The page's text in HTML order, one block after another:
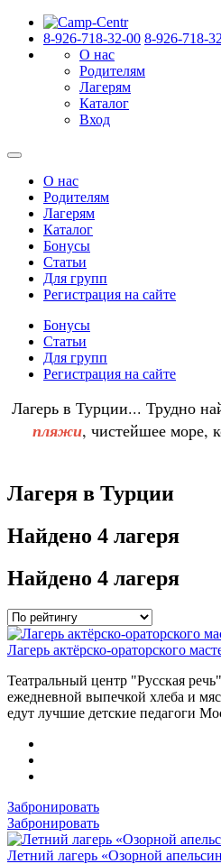
8-926-718-32-00 8-926-718-
О нас
Родителям
Лагерям
Каталог
Вход
О нас
Родителям
Лагерям
Каталог
Бонусы
Статьи
Для групп
Регистрация на сайте
Бонусы
Статьи
Для групп
Регистрация на сайте
Лагерь в Турции... Трудно
пляжи, чистейшее море,
Лагеря в Турции
Найдено 4 лагеря
Найдено 4 лагеря
Лагерь актёрско-ораторского
Театральный центр "Русская
ежедневной выпечкой хлеба и
едут лучшие детские педагоги
Забронировать
Забронировать
Летний лагерь «Озорной